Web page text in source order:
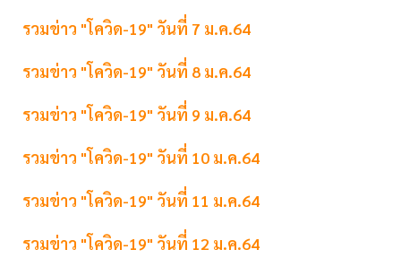
รวมข่าว "โควิด-19" วันที่ 7 ม.ค.64
รวมข่าว "โควิด-19" วันที่ 8 ม.ค.64
รวมข่าว "โควิด-19" วันที่ 9 ม.ค.64
รวมข่าว "โควิด-19" วันที่ 10 ม.ค.64
รวมข่าว "โควิด-19" วันที่ 11 ม.ค.64
รวมข่าว "โควิด-19" วันที่ 12 ม.ค.64